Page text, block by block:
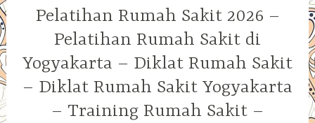
Pelatihan Rumah Sakit 2026 –
Pelatihan Rumah Sakit di
Yogyakarta – Diklat Rumah Sakit
– Diklat Rumah Sakit Yogyakarta
– Training Rumah Sakit –